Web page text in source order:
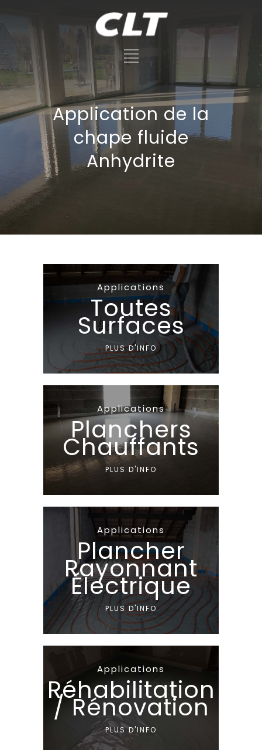
Application de la
chape fluide
Anhydrite
Applications
Toutes
Surfaces
PLUS D'INFO
Applications
Planchers
Chauffants
PLUS D'INFO
Applications
Plancher
Rayonnant
Électrique
PLUS D'INFO
Applications
Réhabilitation
/ Rénovation
PLUS D'INFO